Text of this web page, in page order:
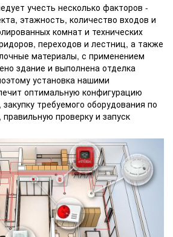
учесть несколько факторов -
этажность, количество входов и
комнат и технических
переходов и лестниц, а также
материалы, с применением
здание и выполнена отделка
установка нашими
оптимальную конфигурацию
требуемого оборудования по
проверку и запуск